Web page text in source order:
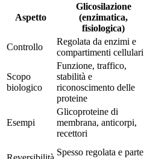
Aspetto
Glicosilazione
(enzimatica,
fisiologica)
Controllo
Regolata da enzimi e
compartimenti cellulari
Scopo
biologico
Funzione, traffico,
stabilità e
riconoscimento delle
proteine
Esempi
Glicoproteine di
membrana, anticorpi,
recettori
Spesso regolata e parte